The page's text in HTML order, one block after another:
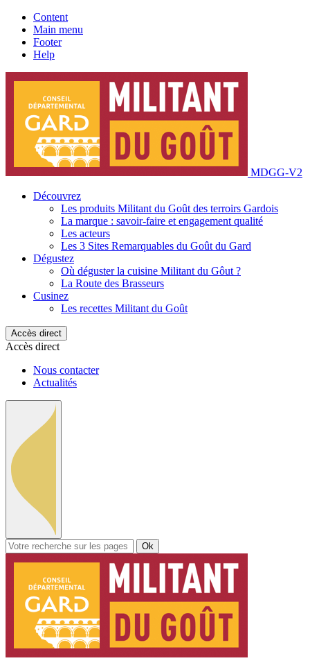
Content
Main menu
Footer
Help
MDGG-V2
Découvrez
Les produits Militant du Goût des terroirs Gardois
La marque : savoir-faire et engagement qualité
Les acteurs
Les 3 Sites Remarquables du Goût du Gard
Dégustez
Où déguster la cuisine Militant du Gôut ?
La Route des Brasseurs
Cusinez
Les recettes Militant du Goût
Accès direct
Accès direct
Nous contacter
Actualités
Ok